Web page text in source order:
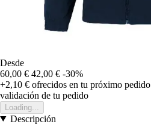
Desde
60,00 € 42,00 € -30%
+2,10 € ofrecidos en tu próximo pedido
validación de tu pedido
Loading...
Descripción